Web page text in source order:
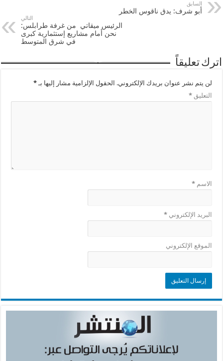
السابق
أبو شرف: يدق ناقوس الخطر
التالي
الرئيس ميقاتي من غرفة طرابلس:
نحن أمام مشاريع إستثمارية كبرى
في شرق المتوسط
اترك تعليقاً
لن يتم نشر عنوان بريدك الإلكتروني. الحقول الإلزامية مشار إليها بـ*
التعليق*
الاسم*
البريد الإلكتروني*
الموقع الإلكتروني